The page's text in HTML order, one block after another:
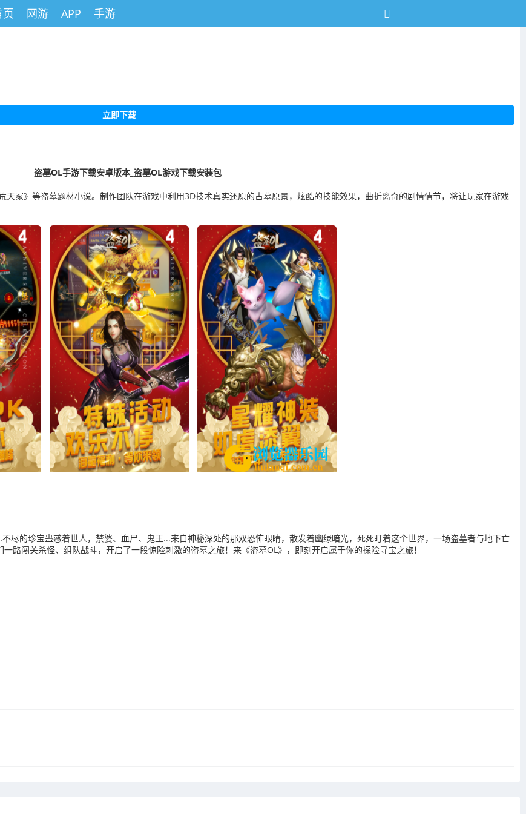
页 网游 APP 手游
立即下载
盗墓OL手游下载安卓版本_盗墓OL游戏下载安装包
天冢》等盗墓题材小说。制作团队在游戏中利用3D技术真实还原的古墓原景，炫酷的技能效果，曲折离奇的剧情情节，将让玩家在游戏
尽的珍宝蛊惑着世人，禁婆、血尸、鬼王...来自神秘深处的那双恐怖眼睛，散发着幽绿暗光，死死盯着这个世界，一场盗墓者与地下亡
路闯关杀怪、组队战斗，开启了一段惊险刺激的盗墓之旅！来《盗墓OL》，即刻开启属于你的探险寻宝之旅！